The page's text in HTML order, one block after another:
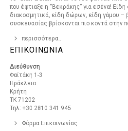
που έφτιαξε η “Βεκράκης” για εσένα! Είδη
διακοσμητικά, είδη δώρων, είδη γάμου –
συσκευασίας βρίσκονται πιο κοντά στην
περισσότερα..
ΕΠΙΚΟΙΝΩΝΙΑ
Διεύθυνση
Φαϊτάκη 1-3
Ηράκλειο
Κρήτη
ΤΚ 71202
Τηλ: +30 2810 341 945
Φόρμα Επικοινωνίας